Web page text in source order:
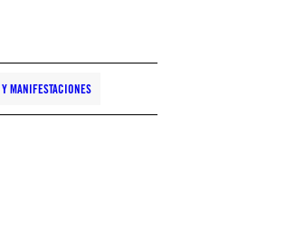
Y MANIFESTACIONES